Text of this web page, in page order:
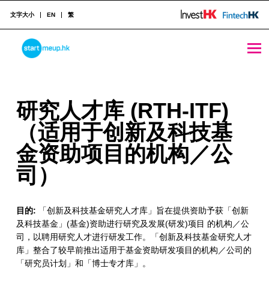
STARTMEUPHK
STARTMEUPHK FESTIVAL IS THE LEADING STARTUP AND INNOVATION CONFERENCE EVENT IN HONG KONG
文字大小 EN 繁
研
究
人
才
(
R
T
研究人才库 (RTH-ITF)
（适用于创新及科技基
金资助项目的机构／公
司）
目的: 「创新及科技基金研究人才库」旨在提供资助予获「创新
及科技基金」(基金)资助进行研究及发展(研发)项目 的机构／公
司，以聘用研究人才进行研发工作。「创新及科技基金研究人才
库」整合了较早前推出适用于基金资助研发项目的机构／公司的
「研究员计划」和「博士专才库」。